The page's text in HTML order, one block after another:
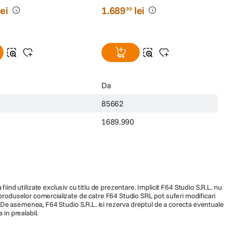
distorsiunii trapezoidale va permite sa reglati imaginea chiar si atunci
fara a fi necesara ajustarea manuala. In plus, ajustarea
1.68999 lei
Da
85662
1689.990
utilizate exclusiv cu titlu de prezentare. Implicit F64 Studio S.R.L. nu
comercializate de catre F64 Studio SRL pot suferi modificari
F64 Studio S.R.L. isi rezerva dreptul de a corecta eventuale
in prealabil.